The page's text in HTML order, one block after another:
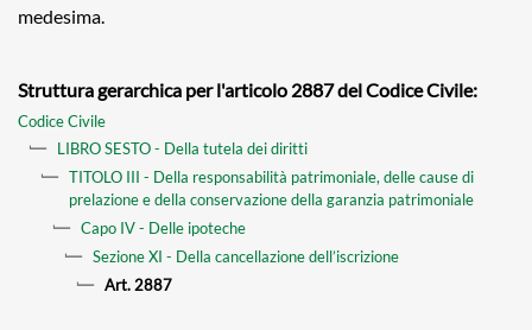
medesima.
Struttura gerarchica per l'articolo 2887 del Codice Civile:
Codice Civile
LIBRO SESTO - Della tutela dei diritti
TITOLO III - Della responsabilità patrimoniale, delle cause di
prelazione e della conservazione della garanzia patrimoniale
Capo IV - Delle ipoteche
Sezione XI - Della cancellazione dell’iscrizione
Art. 2887